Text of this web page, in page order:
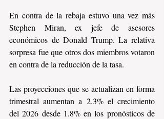
En contra de la rebaja estuvo una vez más
Stephen Miran, ex jefe de asesores
económicos de Donald Trump. La relativa
sorpresa fue que otros dos miembros votaron
en contra de la reducción de la tasa.
Las proyecciones que se actualizan en forma
trimestral aumentan a 2.3% el crecimiento
del 2026 desde 1.8% en los pronósticos de